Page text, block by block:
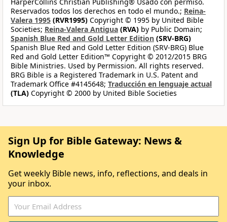
Reservados todos los derechos en todo el mundo.; Reina-
Valera 1995 (RVR1995) Copyright © 1995 by United Bible
Societies; Reina-Valera Antigua (RVA) by Public Domain;
Spanish Blue Red and Gold Letter Edition (SRV-BRG)
Spanish Blue Red and Gold Letter Edition (SRV-BRG) Blue
Red and Gold Letter Edition™ Copyright © 2012/2015 BRG
Bible Ministries. Used by Permission. All rights reserved.
BRG Bible is a Registered Trademark in U.S. Patent and
Trademark Office #4145648; Traducción en lenguaje actual
(TLA) Copyright © 2000 by United Bible Societies
Sign Up for Bible Gateway: News &
Knowledge
Get weekly Bible news, info, reflections, and deals in
your inbox.